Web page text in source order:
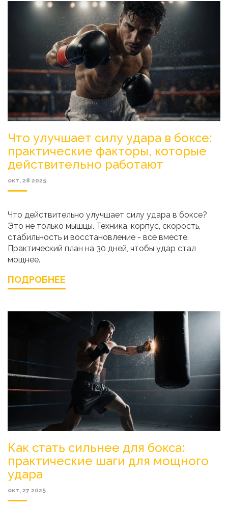
Что улучшает силу удара в боксе:
практические факторы, которые
действительно работают
окт, 28 2025
Что действительно улучшает силу удара в боксе?
Это не только мышцы. Техника, корпус, скорость,
стабильность и восстановление - всё вместе.
Практический план на 30 дней, чтобы удар стал
мощнее.
ПОДРОБНЕЕ
Как стать сильнее для бокса:
практические шаги для мощного
удара
окт, 27 2025